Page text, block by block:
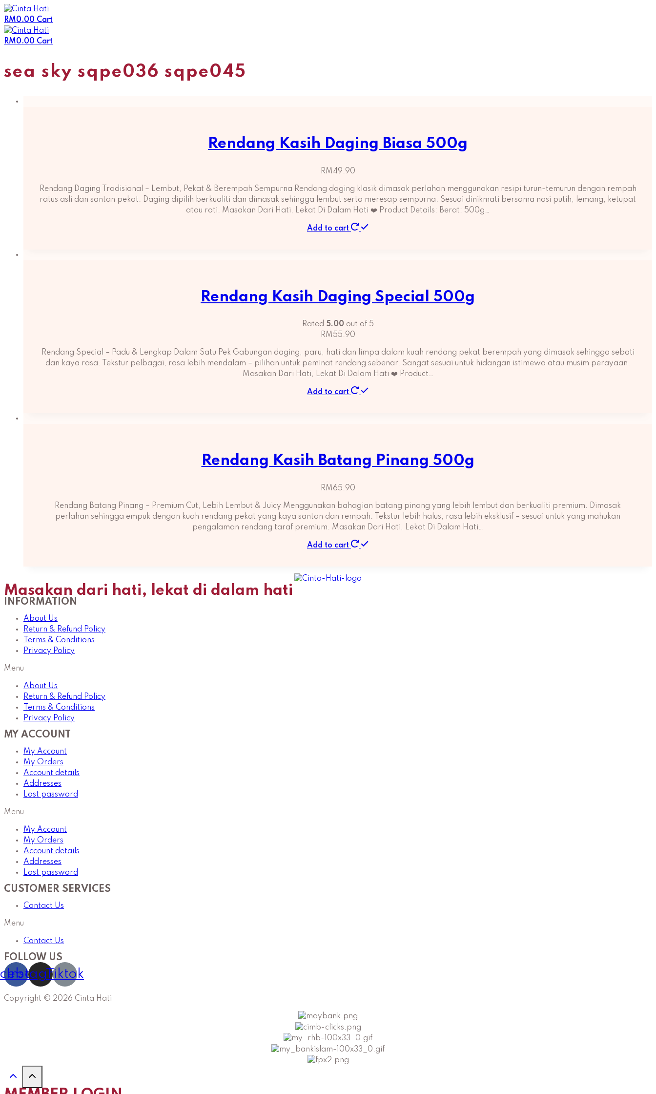
Skip
to
content
RM0.00 Cart
RM0.00 Cart
sea sky sqpe036 sqpe045
Rendang Kasih Daging Biasa 500g
RM49.90
Rendang Daging Tradisional – Lembut, Pekat & Berempah Sempurna Rendang daging klasik dimasak perlahan menggunakan resipi turun-temurun dengan rempah
ratus asli dan santan pekat. Daging dipilih berkualiti dan dimasak sehingga lembut serta meresap sempurna. Sesuai dinikmati bersama nasi putih, lemang, ketupat
atau roti. Masakan Dari Hati, Lekat Di Dalam Hati ❤️ Product Details: Berat: 500g…
Add to cart
Rendang Kasih Daging Special 500g
Rated 5.00out of 5
RM55.90
Rendang Special – Padu & Lengkap Dalam Satu Pek Gabungan daging, paru, hati dan limpa dalam kuah rendang pekat berempah yang dimasak sehingga sebati
dan kaya rasa. Tekstur pelbagai, rasa lebih mendalam – pilihan untuk peminat rendang sebenar. Sangat sesuai untuk hidangan istimewa atau musim perayaan.
Masakan Dari Hati, Lekat Di Dalam Hati ❤️ Product…
Add to cart
Rendang Kasih Batang Pinang 500g
RM65.90
Rendang Batang Pinang – Premium Cut, Lebih Lembut & Juicy Menggunakan bahagian batang pinang yang lebih lembut dan berkualiti premium. Dimasak
perlahan sehingga empuk dengan kuah rendang pekat yang kaya santan dan rempah. Tekstur lebih halus, rasa lebih eksklusif – sesuai untuk yang mahukan
pengalaman rendang taraf premium. Masakan Dari Hati, Lekat Di Dalam Hati…
Add to cart
Masakan dari hati, lekat di dalam hati
INFORMATION
About Us
Return & Refund Policy
Terms & Conditions
Privacy Policy
Menu
About Us
Return & Refund Policy
Terms & Conditions
Privacy Policy
MY ACCOUNT
My Account
My Orders
Account details
Addresses
Lost password
Menu
My Account
My Orders
Account details
Addresses
Lost password
CUSTOMER SERVICES
Contact Us
Menu
Contact Us
FOLLOW US
Instagram
Tiktok
Copyright © 2026 Cinta Hati